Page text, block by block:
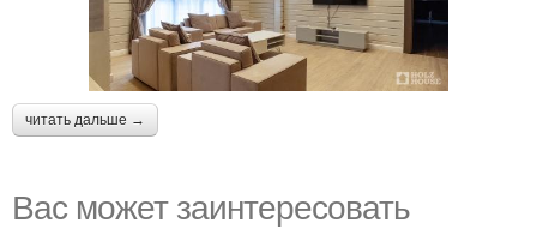
читать дальше →
Вас может заинтересовать